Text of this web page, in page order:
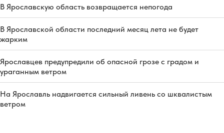
В Ярославскую область возвращается непогода
В Ярославской области последний месяц лета не будет
жарким
Ярославцев предупредили об опасной грозе с градом и
ураганным ветром
На Ярославль надвигается сильный ливень со шквалистым
ветром